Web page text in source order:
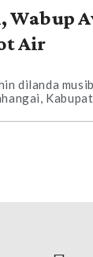
Wabup
Air
dilanda